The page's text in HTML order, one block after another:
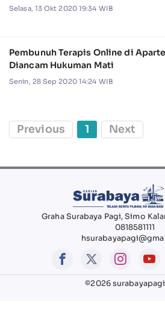
Selasa, 13 Okt 2020 19:34 WIB
Pembunuh Terapis Online di
Diancam Hukuman Mati
Senin, 28 Sep 2020 14:24 WIB
Previous 1 Next
Graha Surabaya Pagi, Simo
0818581111
©2026